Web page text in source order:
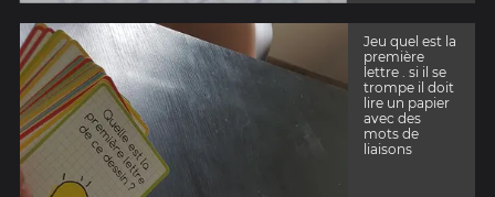
Jeu quel est la
première
lettre . si il se
trompe il doit
lire un papier
avec des
mots de
liaisons